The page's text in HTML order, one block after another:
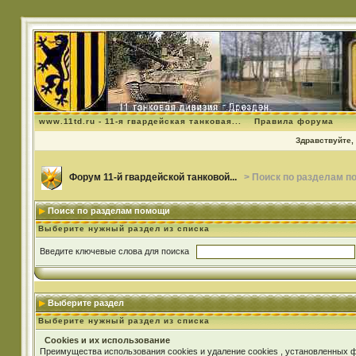
www.11td.ru - 11-я гвардейская танковая... Правила форума
Здравствуйте,
Форум 11-й гвардейской танковой... > Поиск по разделам
Поиск по разделам помощи
Выберите нужный раздел из списка
Введите ключевые слова для поиска
Выберите раздел
Выберите нужный раздел из списка
Cookies и их использование
Преимущества использования cookies и удаление cookies , установленных